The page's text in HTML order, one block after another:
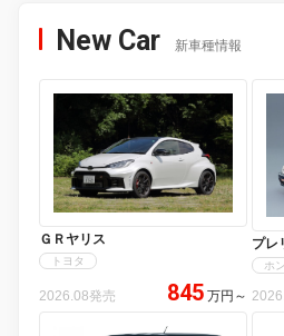
New Car 新車種情報
ＧＲヤリス
トヨタ
2026.08発売 845 万円 ～
プレ
ホ